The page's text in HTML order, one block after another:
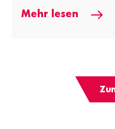
Mehr lesen